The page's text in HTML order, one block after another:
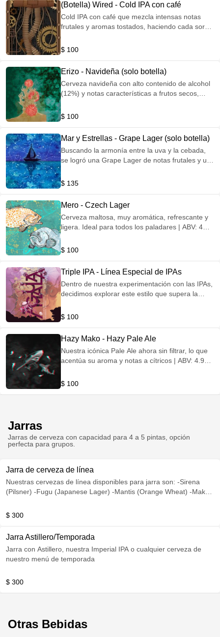
(Botella) Wired - Cold IPA con café
Cold IPA con café que mezcla intensas notas
frutales y aromas tostados, haciendo cada sorbo
$ 100
Erizo - Navideña (solo botella)
Cerveza navideña con alto contenido de alcohol
(12%) y notas características a frutos secos,
$ 100
Mar y Estrellas - Grape Lager (solo botella)
Buscando la armonía entre la uva y la cebada,
se logró una Grape Lager de notas frutales y un
espumoso. Colab. con Finca La Carrodilla | ABV:
$ 135
Mero - Czech Lager
Cerveza maltosa, muy aromática, refrescante y
ligera. Ideal para todos los paladares | ABV: 4%
$ 100
Triple IPA - Línea Especial de IPAs
Dentro de nuestra experimentación con las IPAs,
decidimos explorar este estilo que supera la
manteniéndose refrescante y enfatizando las
$ 100
Hazy Mako - Hazy Pale Ale
Nuestra icónica Pale Ale ahora sin filtrar, lo que
acentúa su aroma y notas a cítricos | ABV: 4.9%
$ 100
Jarras
Jarras de cerveza con capacidad para 4 a 5 pintas, opción
perfecta para grupos.
Jarra de cerveza de línea
Nuestras cervezas de línea disponibles para jarra son: -Sirena
(Pilsner) -Fugu (Japanese Lager) -Mantis (Orange Wheat) -Mako
Mantarraya (Oatmeal Stout)
$ 300
Jarra Astillero/Temporada
Jarra con Astillero, nuestra Imperial IPA o cualquier cerveza de
nuestro menú de temporada
$ 300
Otras Bebidas